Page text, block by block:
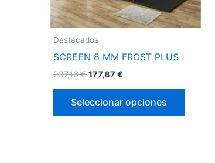
Destacados
SCREEN 8 MM FROST PLUS
237,16€177,87€
Seleccionar opciones
elegir
en